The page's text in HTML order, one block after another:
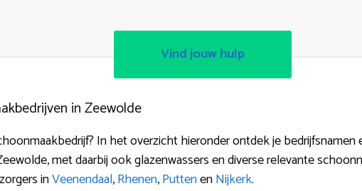
Vind jouw hulp
in Zeewolde
In het overzicht hieronder ontdek je bedrijfsnamen
met daarbij ook glazenwassers en diverse relevante
inVeenendaal,Rhenen,PuttenenNijkerk.